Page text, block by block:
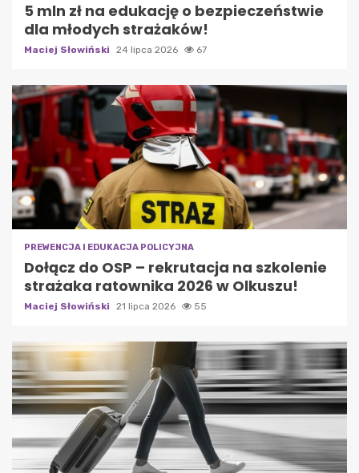
5 mln zł na edukację o bezpieczeństwie
dla młodych strażaków!
Maciej Słowiński 24 lipca 2026 67
PREWENCJA I EDUKACJA POLICYJNA
Dołącz do OSP – rekrutacja na szkolenie
strażaka ratownika 2026 w Olkuszu!
Maciej Słowiński 21 lipca 2026 55